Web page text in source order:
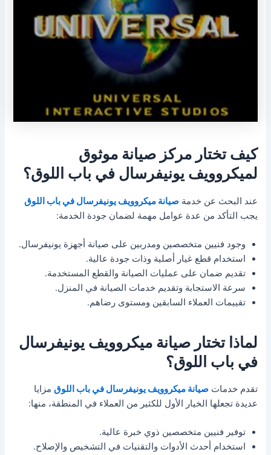
كيف تختار مركز صيانة موثوق
لميكروويف يونيفرسال في باب اللوق؟
عند البحث عن خدمةصيانة ميكروويف يونيفرسال في باب اللوق
يجب التأكد من عدة عوامل مهمة لضمان جودة الخدمة:
وجود فنيين متخصصين ومدربين على صيانة أجهزة يونيفرسال.
استخدام قطع غيار أصلية وذات جودة عالية.
تقديم ضمان على عمليات الصيانة والقطع المستخدمة.
سرعة الاستجابة وتقديم خدمات الصيانة في المنزل.
تقييمات العملاء السابقين ومستوى رضاهم.
لماذا تختار صيانة ميكروويف يونيفرسال
في باب اللوق؟
تقدم خدماتصيانة ميكروويف يونيفرسال في باب اللوق مزايا
عديدة تجعلها الخيار الأول للكثير من العملاء في المنطقة، منها:
توفير فنيين متخصصين ذوي خبرة عالية.
استخدام أحدث الأدوات والتقنيات في التشخيص والإصلاح.